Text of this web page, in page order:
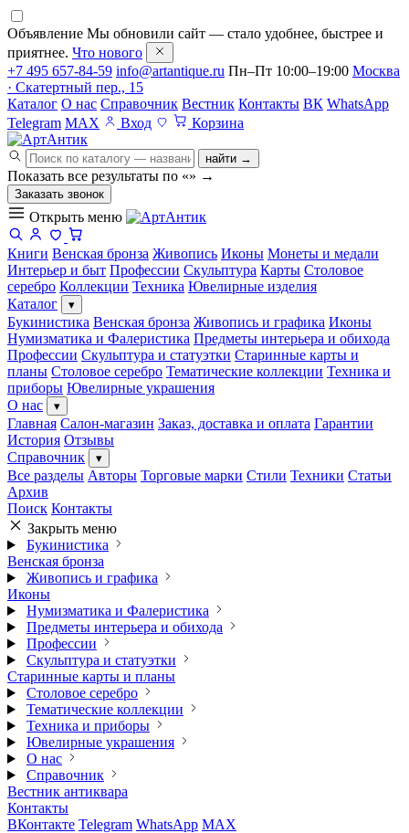
Объявление Мы обновили сайт — стало удобнее, быстрее и
приятнее. Что нового
+7 495 657-84-59 info@artantique.ru Пн–Пт 10:00–19:00 Москва
· Скатертный пер., 15
Каталог О нас Справочник Вестник Контакты ВК WhatsApp
Telegram MAX Вход Корзина
найти →
Показать все результаты по «» →
Заказать звонок
Открыть меню
Книги Венская бронза Живопись Иконы Монеты и медали
Интерьер и быт Профессии Скульптура Карты Столовое
серебро Коллекции Техника Ювелирные изделия
Каталог
▾
Букинистика Венская бронза Живопись и графика Иконы
Нумизматика и Фалеристика Предметы интерьера и обихода
Профессии Скульптура и статуэтки Старинные карты и
планы Столовое серебро Тематические коллекции Техника и
приборы Ювелирные украшения
О нас
▾
Главная Салон-магазин Заказ, доставка и оплата Гарантии
История Отзывы
Справочник
▾
Все разделы Авторы Торговые марки Стили Техники Статьи
Архив
Поиск Контакты
Закрыть меню
Букинистика
Венская бронза
Живопись и графика
Иконы
Нумизматика и Фалеристика
Предметы интерьера и обихода
Профессии
Скульптура и статуэтки
Старинные карты и планы
Столовое серебро
Тематические коллекции
Техника и приборы
Ювелирные украшения
О нас
Справочник
Вестник антиквара
Контакты
ВКонтакте Telegram WhatsApp MAX